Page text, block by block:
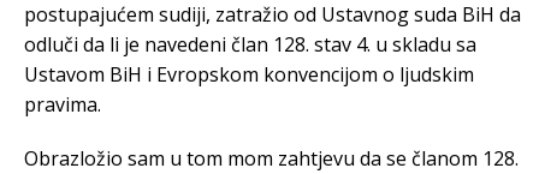
postupajućem sudiji, zatražio od Ustavnog suda BiH da
odluči da li je navedeni član 128. stav 4. u skladu sa
Ustavom BiH i Evropskom konvencijom o ljudskim
pravima.
Obrazložio sam u tom mom zahtjevu da se članom 128.